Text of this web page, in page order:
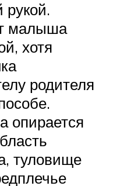
рукой.
малыша
хотя
родителя
опирается
туловище